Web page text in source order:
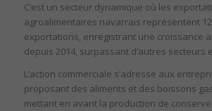
C’est un secteur dynamique où les
agroalimentaires navarrais représentent
exportations, enregistrant une croissance
depuis 2014, surpassant d’autres secteurs
L’action commerciale s’adresse aux
proposant des aliments et des boissons
mettant en avant la production de